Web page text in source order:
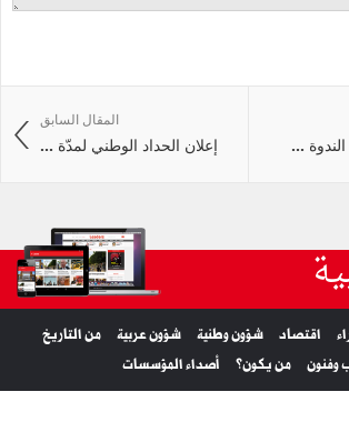
المقال السابق
إعلان الحداد الوطني لمدّة ... ...
اقتصاد شؤون وطنية شؤون عربية
من التاريخ
وفنون
من يكون؟ أصداء المؤسسات